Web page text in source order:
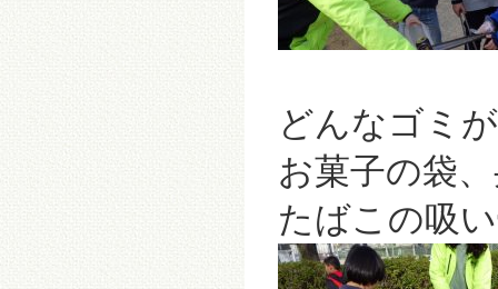
どんなゴミ
お菓子の袋
たばこの吸